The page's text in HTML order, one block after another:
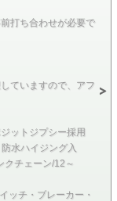
打ち合わせが必要で
ていますので、アフ
ットジプシー採用
水ハイジング入
チェーン/12～
ッチ・ブレーカー・